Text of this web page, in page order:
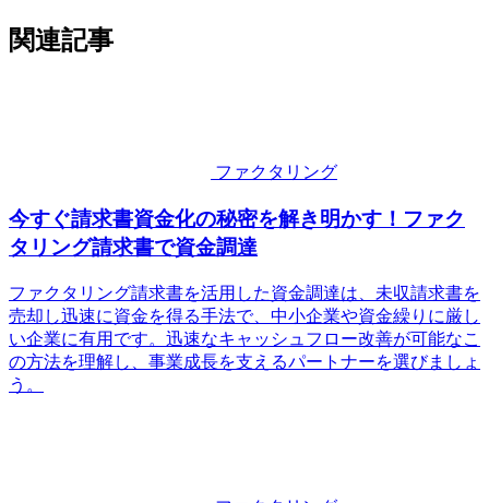
関連記事
ファクタリング
今すぐ請求書資金化の秘密を解き明かす！ファク
タリング請求書で資金調達
ファクタリング請求書を活用した資金調達は、未収請求書を
売却し迅速に資金を得る手法で、中小企業や資金繰りに厳し
い企業に有用です。迅速なキャッシュフロー改善が可能なこ
の方法を理解し、事業成長を支えるパートナーを選びましょ
う。